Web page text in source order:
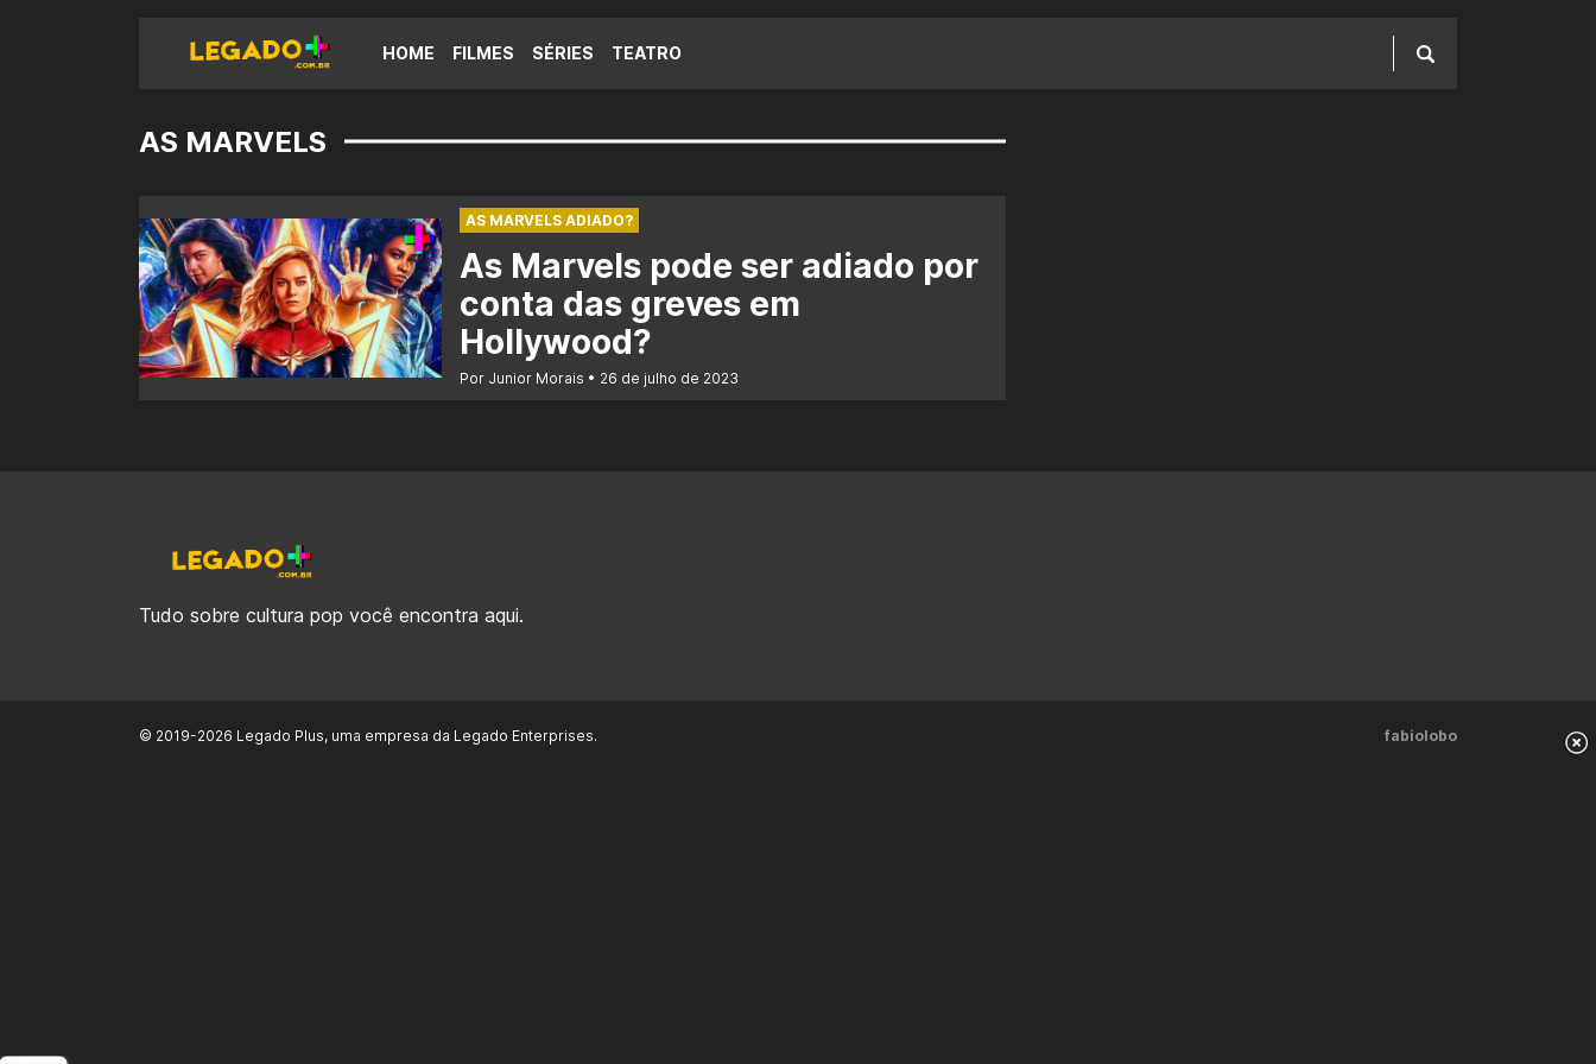
HOME FILMES SÉRIES TEATRO
AS MARVELS
AS MARVELS ADIADO?
As Marvels pode ser adiado por
conta das greves em
Hollywood?
Por Junior Morais 26 de julho de 2023
Tudo sobre cultura pop você encontra aqui.
© 2019-2026 Legado Plus, uma empresa da Legado Enterprises. fabiolobo